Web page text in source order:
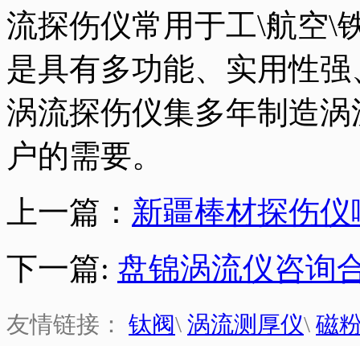
流探伤仪常用于工\航空\
是具有多功能、实用性
涡流探伤仪集多年制造
户的需要。
上一篇： 新疆棒材探伤
下一篇: 盘锦涡流仪咨询
友情链接： 钛阀\ 涡流测厚仪\ 磁